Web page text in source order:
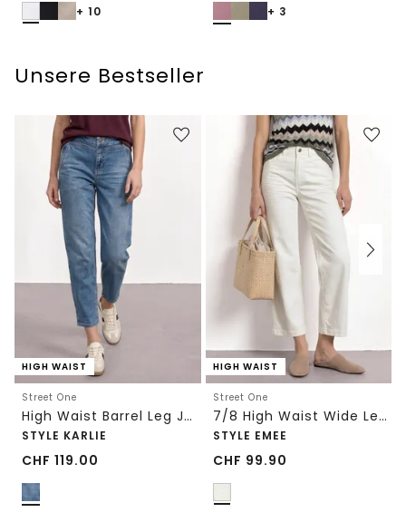
+ 10 + 3
Unsere Bestseller
HIGH WAIST
Street One
High Waist Barrel Leg Jeans im Loose Fit
STYLE KARLIE
CHF 119.00
HIGH WAIST
Street One
7/8 High Waist Wide Leg Jeans im Loose Fit
STYLE EMEE
CHF 99.90